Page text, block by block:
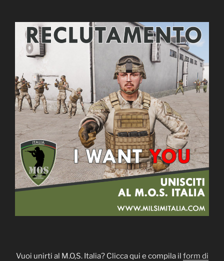
Vuoi unirti al M.O,S. Italia? Clicca qui e compila il form di